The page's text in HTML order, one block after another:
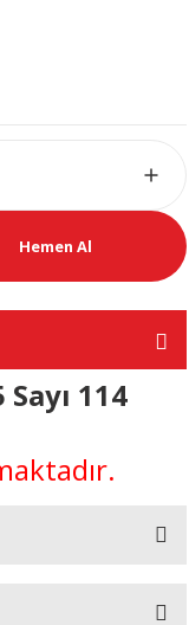
Hemen Al
114